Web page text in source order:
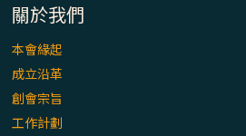
關於我們
本會緣起
成立沿革
創會宗旨
工作計劃